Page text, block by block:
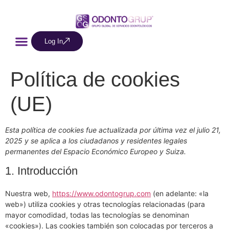
Log In
Política de cookies
(UE)
Esta política de cookies fue actualizada por última vez el julio 21,
2025 y se aplica a los ciudadanos y residentes legales
permanentes del Espacio Económico Europeo y Suiza.
1. Introducción
Nuestra web, https://www.odontogrup.com (en adelante: «la
web») utiliza cookies y otras tecnologías relacionadas (para
mayor comodidad, todas las tecnologías se denominan
«cookies»). Las cookies también son colocadas por terceros a